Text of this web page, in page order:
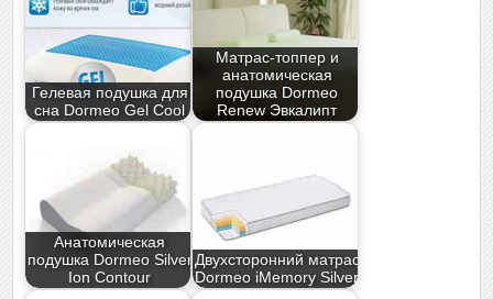
Гелевая подушка для
сна Dormeo Gel Cool
Матрас-топпер и
анатомическая
подушка Dormeo
Renew Эвкалипт
Анатомическая
подушка Dormeo Silver
Ion Contour
Двухсторонний матрас
Dormeo iMemory Silver